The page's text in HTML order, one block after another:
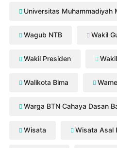
Universitas Muhammadiyah
Wagub NTB Wakil
Wakil Presiden
Walikota Bima
Warga BTN Cahaya Dasan
Wisata Wisata Asal